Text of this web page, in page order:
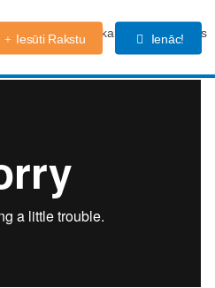
Grūtniecības kalendārs Forums
Iesūti Rakstu Ienāc!